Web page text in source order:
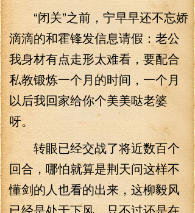
“闭关”之前，宁早早还不忘娇
滴滴的和霍锋发信息请假：老公
我身材有点走形太难看，要配合
私教锻炼一个月的时间，一个月
以后我回家给你个美美哒老婆
呀。
转眼已经交战了将近数百个
回合，哪怕就算是荆天问这样不
懂剑的人也看的出来，这柳毅风